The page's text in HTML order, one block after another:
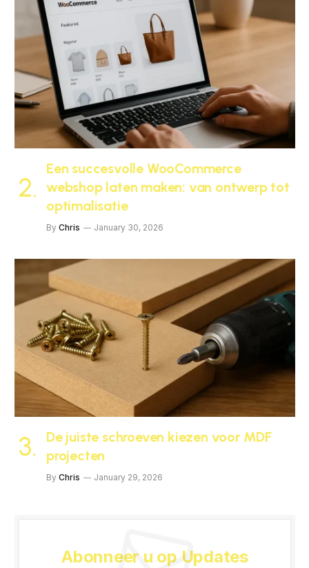
Een succesvolle WooCommerce
webshop laten maken: van ontwerp tot
optimalisatie
By Chris January 30, 2026
De juiste schroeven kiezen voor MDF
projecten
By Chris January 29, 2026
Abonneer u op Updates